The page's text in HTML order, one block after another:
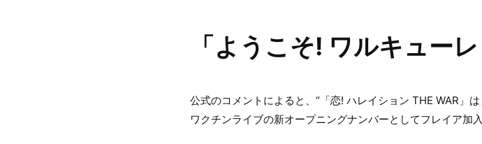
「ようこそ! ワルキュー
公式のコメントによると、“「恋! ハレイション THE WAR」
ワクチンライブの新オープニングナンバーとしてフレイア加